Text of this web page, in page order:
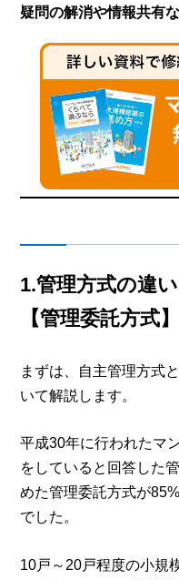
疑問の解消や情報共有
1.管理方式の違
【管理委託方式】
まずは、自主管理方式
いて解説します。
平成30年に行われたマ
をしていると回答した
めた管理委託方式が
でした。
10戸～20戸程度の小規